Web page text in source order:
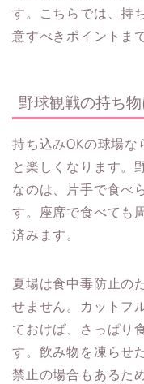
す。こちらでは、持
意すべきポイントま
野球観戦の持ち
持ち込みOKの球場
と楽しくなります。
なのは、片手で食べ
す。座席で食べても
済みます。
夏場は食中毒防止の
せません。カットフ
ておけば、さっぱり
す。飲み物を凍らせ
禁止の場合もあるた